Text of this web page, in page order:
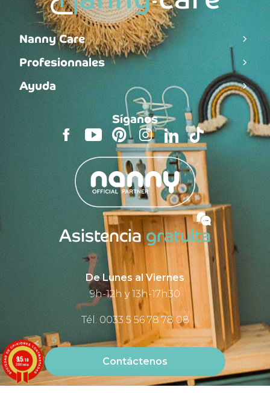
Nanny Care
Profesionnales
Ayuda
Síganos
Asistenciagratuita
De Lunes al Viernes
9h-12h y 13h-17h30
Tél. 0033 5 56 78 78 08
Contáctenos
9.5/10
3590 notas